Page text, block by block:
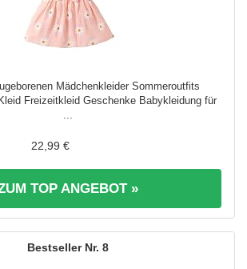
Mädchenkleider Sommeroutfits
Freizeitkleid Geschenke Babykleidung für
22,99 €
TOP ANGEBOT »
8